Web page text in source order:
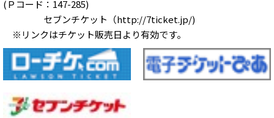
(Ｐコード：147-285)
セブンチケット（http://7ticket.jp/)
※リンクはチケット販売日より有効です。